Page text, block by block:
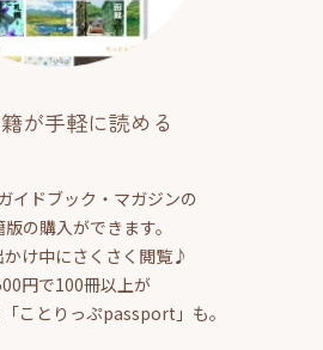
が手軽に読める
イドブック・マガジンの
の購入ができます。
け中にさくさく閲覧♪
円で100冊以上が
ことりっぷpassport」も。